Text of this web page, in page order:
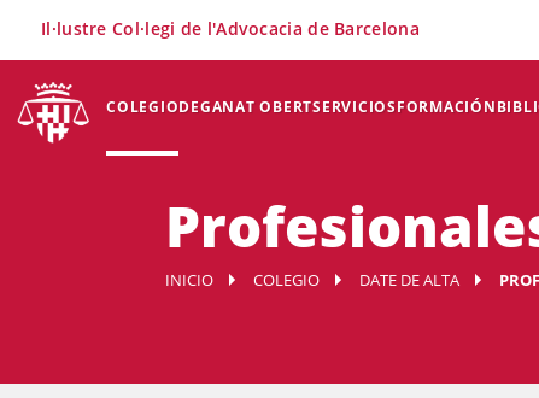
COLEGIODEGANAT OBERTSERVICIOSFORMACIÓN
Il·lustre Col·legi de l'Advocacia de Barcelona
INICIO COLEGIO DATE DE ALTA